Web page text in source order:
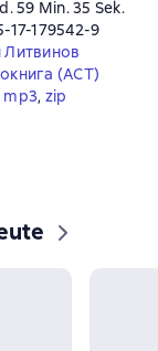
59 Min. 35 Sek.
17-179542-9
Литвинов
(АСТ)
mp3, zip